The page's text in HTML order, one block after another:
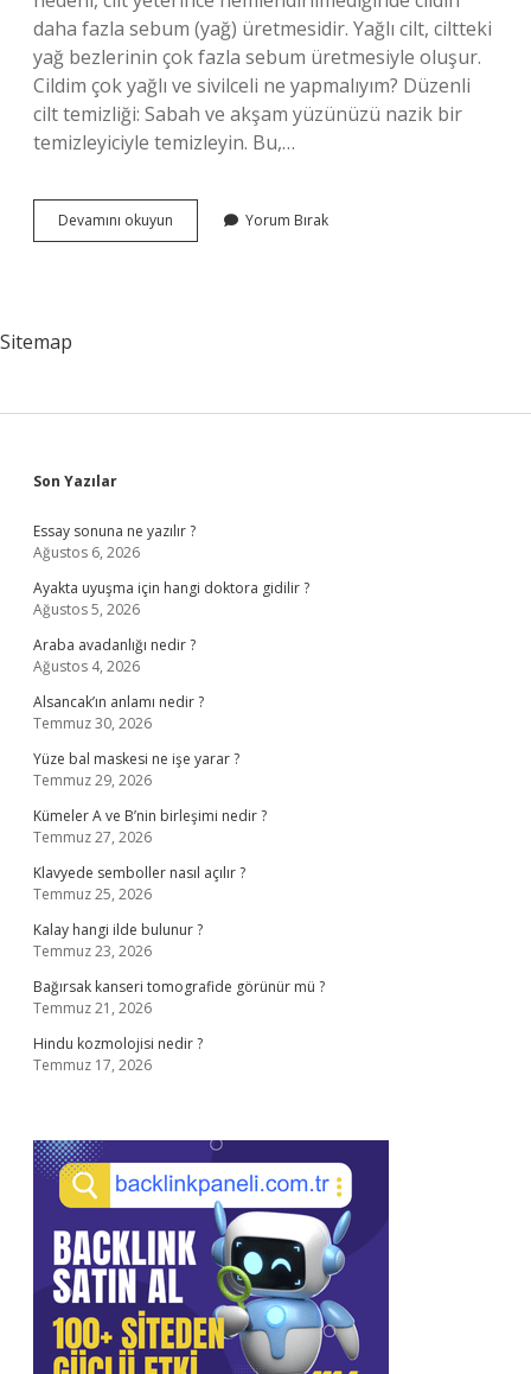
daha fazla sebum (yağ) üretmesidir. Yağlı cilt, ciltteki
yağ bezlerinin çok fazla sebum üretmesiyle oluşur.
Cildim çok yağlı ve sivilceli ne yapmalıyım? Düzenli
cilt temizliği: Sabah ve akşam yüzünüzü nazik bir
temizleyiciyle temizleyin. Bu,…
Devamını okuyun
Ve
Yorum Bırak
Sitemap
Sidebar
Son Yazılar
Essay sonuna ne yazılır ?
Ağustos 6, 2026
Ayakta uyuşma için hangi doktora gidilir ?
Ağustos 5, 2026
Araba avadanlığı nedir ?
Ağustos 4, 2026
Alsancak’ın anlamı nedir ?
Temmuz 30, 2026
Yüze bal maskesi ne işe yarar ?
Temmuz 29, 2026
Kümeler A ve B’nin birleşimi nedir ?
Temmuz 27, 2026
Klavyede semboller nasıl açılır ?
Temmuz 25, 2026
Kalay hangi ilde bulunur ?
Temmuz 23, 2026
Bağırsak kanseri tomografide görünür mü ?
Temmuz 21, 2026
Hindu kozmolojisi nedir ?
Temmuz 17, 2026